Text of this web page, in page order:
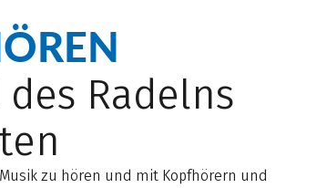
Radelns
zu hören und mit Kopfhörern und